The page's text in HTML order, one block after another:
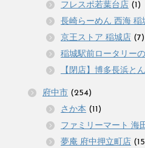
フレスポ若葉台店 (1)
長崎らーめん 西海
京王ストア 稲城店 (7)
稲城駅前ロータリー
【閉店】博多長浜と
府中市 (254)
さか本 (11)
ファミリーマート 海
夢庵 府中押立町店